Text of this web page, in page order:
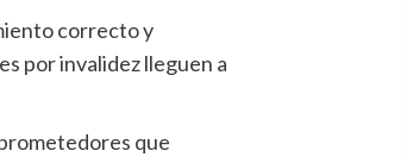
correcto y
por invalidez lleguen a
que